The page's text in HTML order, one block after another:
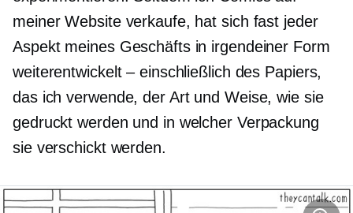
meiner Website verkaufe, hat sich fast jeder
Aspekt meines Geschäfts in irgendeiner Form
weiterentwickelt – einschließlich des Papiers,
das ich verwende, der Art und Weise, wie sie
gedruckt werden und in welcher Verpackung
sie verschickt werden.